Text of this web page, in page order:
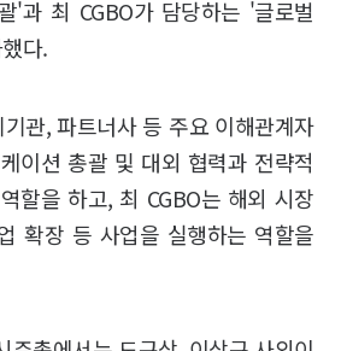
'과 최 CGBO가 담당하는 '글로벌
다.
관, 파트너사 등 주요 이해관계자
이션 총괄 및 대외 협력과 전략적
할을 하고, 최 CGBO는 해외 시장
확장 등 사업을 실행하는 역할을